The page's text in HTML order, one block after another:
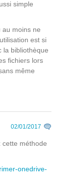
simple
au moins ne
est si
la bibliothèque
fichiers lors
même
02/01/2017
cette méthode
onedrive-